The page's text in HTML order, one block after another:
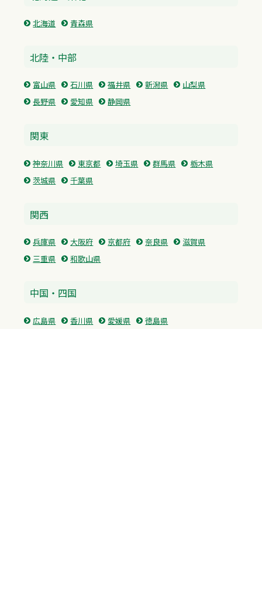
北海道 青森県
北陸・中部
富山県 石川県 福井県 新潟県
山梨県
長野県
愛知県 静岡県
関東
神奈川県 東京都 埼玉県 群馬県
栃木県
茨城県
千葉県
関西
兵庫県 大阪府 京都府 奈良県
滋賀県
三重県
和歌山県
中国・四国
広島県 香川県 愛媛県 徳島県